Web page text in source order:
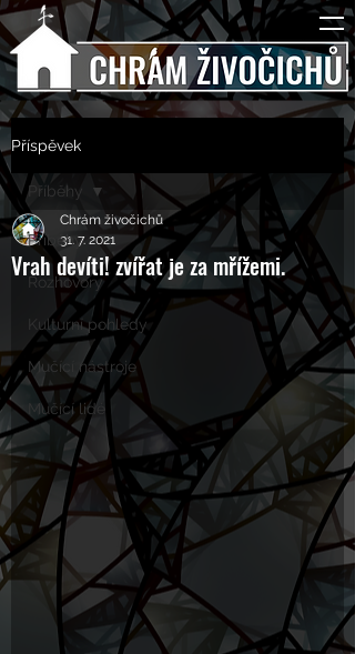
Příspěvek
Příběhy
Rozhovory
Kulturní pohledy
Mučící nástroje
Mučící lidé
Příběhy
Vrah devíti! zvířat je za mřížemi.
Chrám živočichů
31. 7. 2021